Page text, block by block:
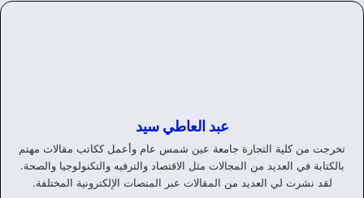
عبد العاطي سيد
تخرجت من كلية التجارة جامعة عين شمس عام وأعمل ككاتب مقالات مهتم
بالكتابة في العديد من المجالات مثل الاقتصاد والترفيه والتكنولوجيا والصحة.
لقد نشرت لي العديد من المقالات عبر المنصات الإلكترونية المختلفة.